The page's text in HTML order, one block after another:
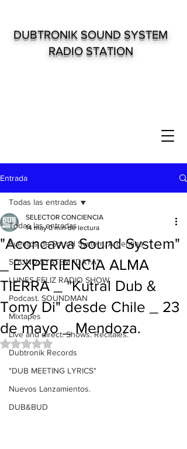
DUBTRONIK SOUND SYSTEM
RADIO STATION
Entrada
Todas las entradas
Eventos de Sound System. Argentina
SOUND SYSTEM "DATA"
LUNES FELIZ RADIO SHOW
Podcast. SOUNDMAN
Mixtapes
Live and direct. Shows. Recitales.
Dubtronik Records
"DUB MEETING LYRICS"
Nuevos Lanzamientos.
DUB&BUD
Todas las entradas
"Aconcawa Sound System"
_ EXPERIENCIA ALMA
TIERRA _ "Kutral Dub &
Tomy Di" desde Chile _ 23
de mayo _ Mendoza.
SELECTOR CONCIENCIA
14 may 0 min de lectura
Obtuvo NaN de 5 estrellas.